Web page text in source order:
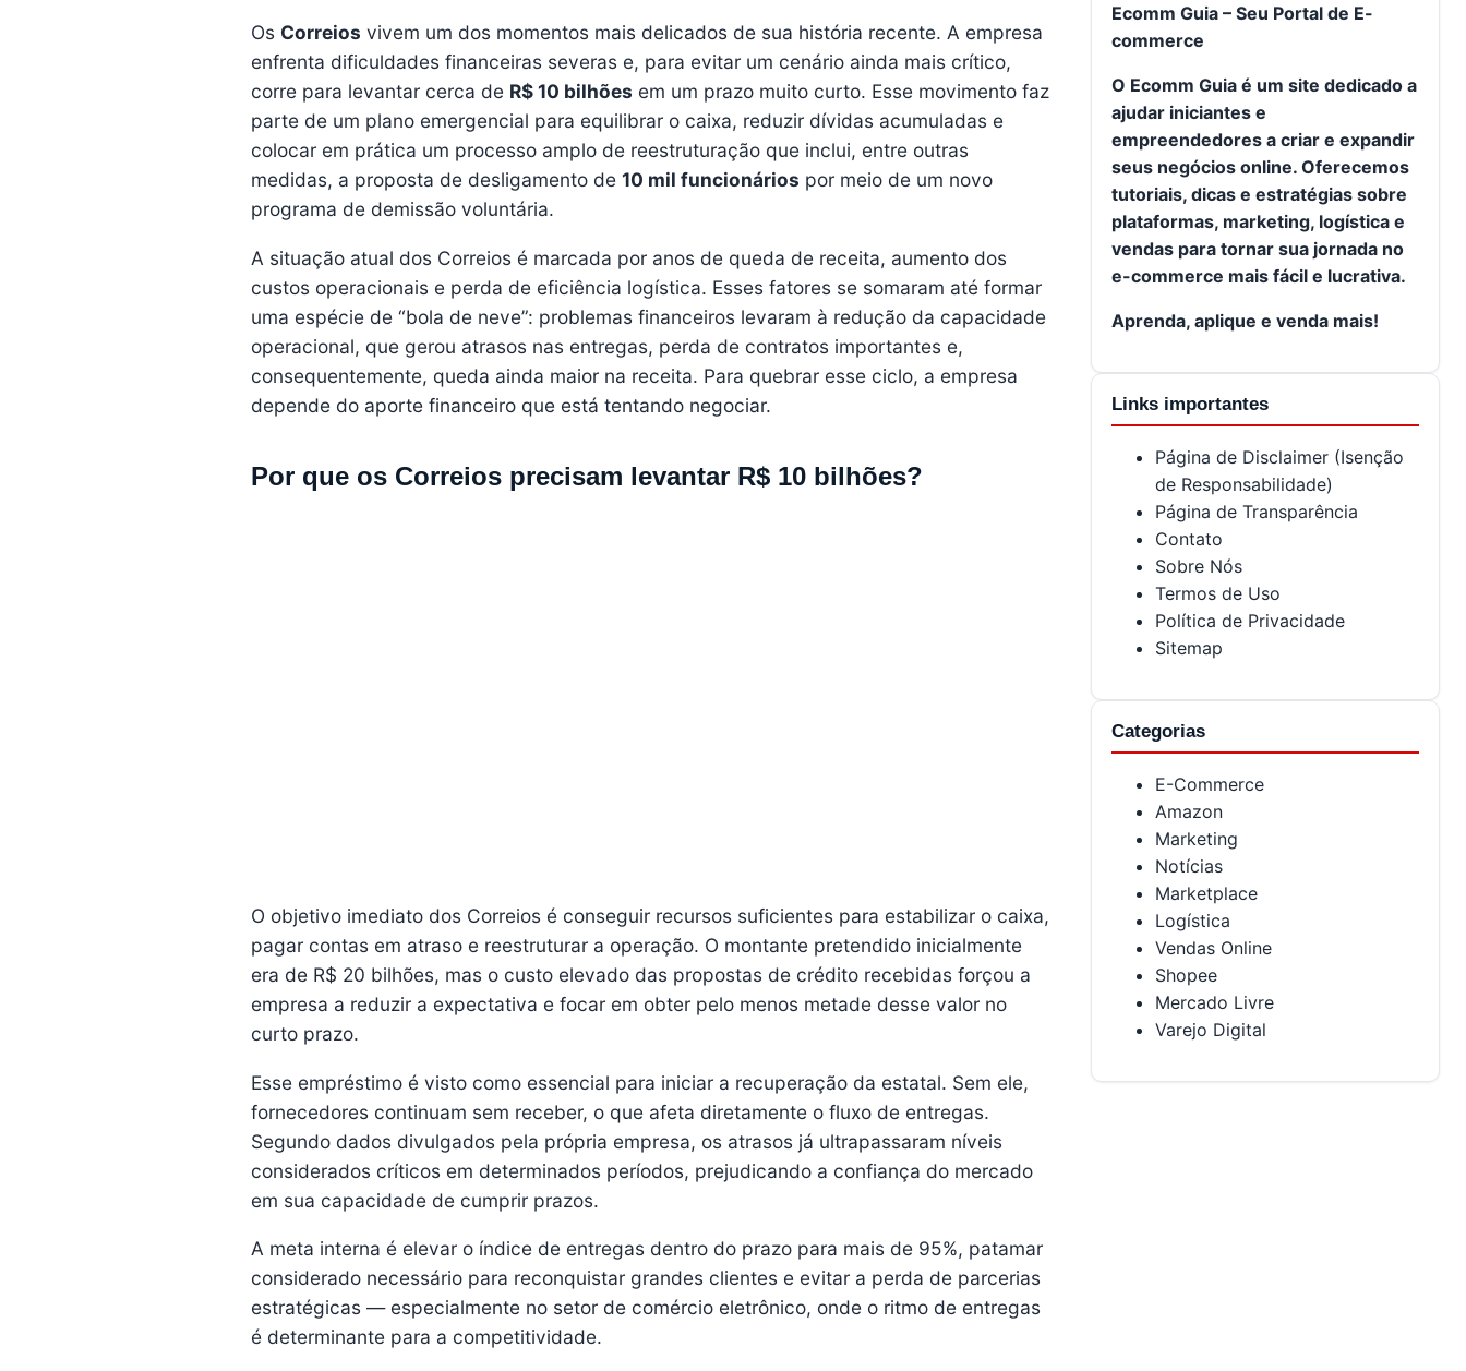
Os Correios vivem um dos momentos mais delicados de sua história recente. A empresa
enfrenta dificuldades financeiras severas e, para evitar um cenário ainda mais crítico,
corre para levantar cerca de R$ 10 bilhões em um prazo muito curto. Esse movimento faz
parte de um plano emergencial para equilibrar o caixa, reduzir dívidas acumuladas e
colocar em prática um processo amplo de reestruturação que inclui, entre outras
medidas, a proposta de desligamento de 10 mil funcionários por meio de um novo
programa de demissão voluntária.
A situação atual dos Correios é marcada por anos de queda de receita, aumento dos
custos operacionais e perda de eficiência logística. Esses fatores se somaram até formar
uma espécie de “bola de neve”: problemas financeiros levaram à redução da capacidade
operacional, que gerou atrasos nas entregas, perda de contratos importantes e,
consequentemente, queda ainda maior na receita. Para quebrar esse ciclo, a empresa
depende do aporte financeiro que está tentando negociar.
Por que os Correios precisam levantar R$ 10 bilhões?
O objetivo imediato dos Correios é conseguir recursos suficientes para estabilizar o caixa,
pagar contas em atraso e reestruturar a operação. O montante pretendido inicialmente
era de R$ 20 bilhões, mas o custo elevado das propostas de crédito recebidas forçou a
empresa a reduzir a expectativa e focar em obter pelo menos metade desse valor no
curto prazo.
Esse empréstimo é visto como essencial para iniciar a recuperação da estatal. Sem ele,
fornecedores continuam sem receber, o que afeta diretamente o fluxo de entregas.
Segundo dados divulgados pela própria empresa, os atrasos já ultrapassaram níveis
considerados críticos em determinados períodos, prejudicando a confiança do mercado
em sua capacidade de cumprir prazos.
A meta interna é elevar o índice de entregas dentro do prazo para mais de 95%, patamar
considerado necessário para reconquistar grandes clientes e evitar a perda de parcerias
estratégicas — especialmente no setor de comércio eletrônico, onde o ritmo de entregas
é determinante para a competitividade.
Ecomm Guia – Seu Portal de E-
commerce
O Ecomm Guia é um site dedicado a
ajudar iniciantes e
empreendedores a criar e expandir
seus negócios online. Oferecemos
tutoriais, dicas e estratégias sobre
plataformas, marketing, logística e
vendas para tornar sua jornada no
e-commerce mais fácil e lucrativa.
Aprenda, aplique e venda mais!
Links importantes
Página de Disclaimer (Isenção
de Responsabilidade)
Página de Transparência
Contato
Sobre Nós
Termos de Uso
Política de Privacidade
Sitemap
Categorias
E-Commerce
Amazon
Marketing
Notícias
Marketplace
Logística
Vendas Online
Shopee
Mercado Livre
Varejo Digital